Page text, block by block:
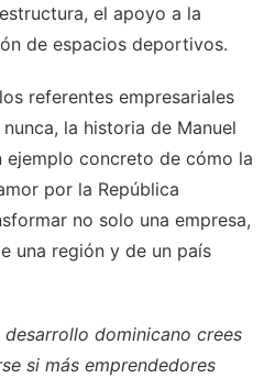
el apoyo a la
de espacios deportivos.
referentes empresariales
la historia de Manuel
ejemplo concreto de cómo la
por la República
no solo una empresa,
una región y de un país
dominicano crees
si más emprendedores